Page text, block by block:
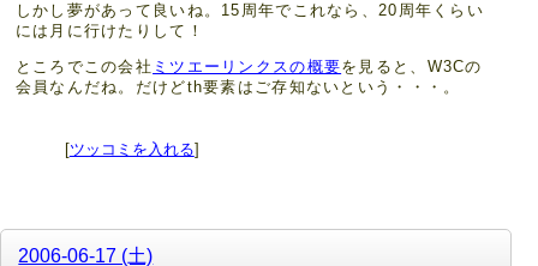
しかし夢があって良いね。15周年でこれなら、20周年くらい
には月に行けたりして！
ところでこの会社 ミツエーリンクスの概要を見ると、W3Cの
会員なんだね。だけどth要素はご存知ないという・・・。
[ツッコミを入れる]
2006-06-17 (土)